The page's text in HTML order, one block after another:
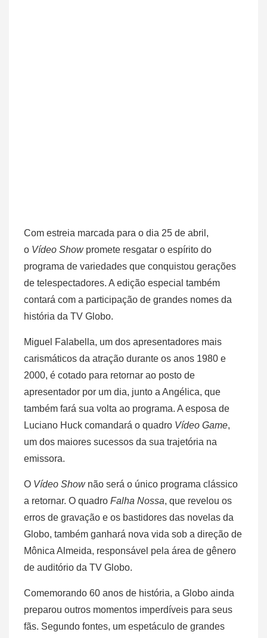
Com estreia marcada para o dia 25 de abril,
o Vídeo Showpromete resgatar o espírito do
programa de variedades que conquistou gerações
de telespectadores. A edição especial também
contará com a participação de grandes nomes da
história da TV Globo.
Miguel Falabella, um dos apresentadores mais
carismáticos da atração durante os anos 1980 e
2000, é cotado para retornar ao posto de
apresentador por um dia, junto a Angélica, que
também fará sua volta ao programa. A esposa de
Luciano Huck comandará o quadro Vídeo Game,
um dos maiores sucessos da sua trajetória na
emissora.
O Vídeo Shownão será o único programa clássico
a retornar. O quadro Falha Nossa, que revelou os
erros de gravação e os bastidores das novelas da
Globo, também ganhará nova vida sob a direção de
Mônica Almeida, responsável pela área de gênero
de auditório da TV Globo.
Comemorando 60 anos de história, a Globo ainda
preparou outros momentos imperdíveis para seus
fãs. Segundo fontes, um espetáculo de grandes